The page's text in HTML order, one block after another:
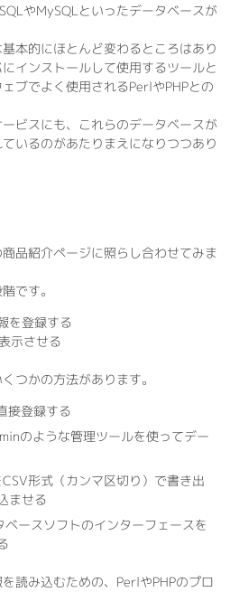
やMySQLといったデータベースが
本的にほとんど変わるところはあり
インストールして使用するツールと
ブでよく使用されるPerlやPHPとの
ビスにも、これらのデータベースが
いるのがあたりまえになりつつあり
品紹介ページに照らし合わせてみま
です。
を登録する
示させる
つかの方法があります。
接登録する
のような管理ツールを使ってデー
形式（カンマ区切り）で書き出
ませる
ースソフトのインターフェースを
読み込むための、PerlやPHPのプロ